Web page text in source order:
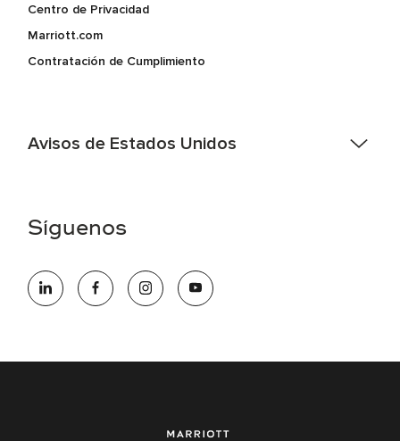
Centro de Privacidad
Marriott.com
Contratación de Cumplimiento
Avisos de Estados Unidos
electrónico hqaffirmativeaction@marriott.com
oportunidades que se compromete a contratar una fuerza
de trabajo diversa y a mantener una cultura inclusiva.
Derecho a trabajar inglés/español
Síguenos